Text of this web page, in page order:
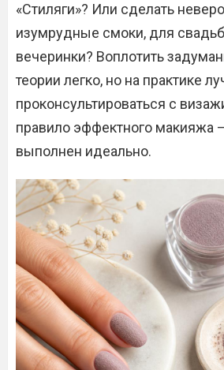
«Стиляги»? Или сделать
изумрудные смоки, для
вечеринки? Воплотить
теории легко, но на практике
проконсультироваться с
правило эффектного макияжа
выполнен идеально.